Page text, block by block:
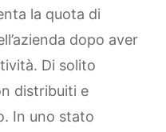
la quota di
dopo aver
Di solito
distribuiti e
In uno stato